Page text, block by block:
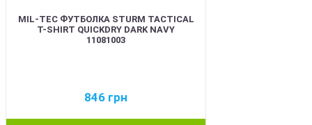
MIL-TEC ФУТБОЛКА STURM TACTICAL
T-SHIRT QUICKDRY DARK NAVY
11081003
846 грн